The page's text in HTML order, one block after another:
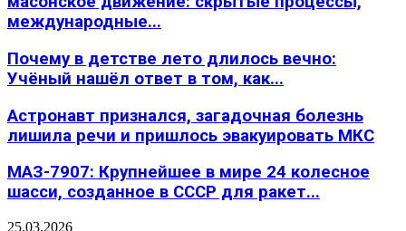
международные...
Почему в детстве лето длилось вечно:
Учёный нашёл ответ в том, как...
Астронавт признался, загадочная болезнь
лишила речи и пришлось эвакуировать МКС
МАЗ-7907: Крупнейшее в мире 24 колесное
шасси, созданное в СССР для ракет...
25.03.2026